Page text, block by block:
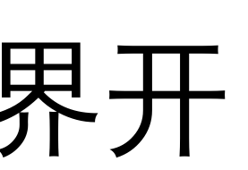
开